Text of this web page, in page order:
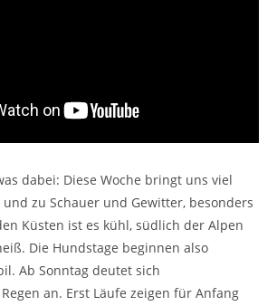
dabei: Diese Woche bringt uns viel
zu Schauer und Gewitter, besonders
Küsten ist es kühl, südlich der Alpen
Die Hundstage beginnen also
Ab Sonntag deutet sich
an. Erst Läufe zeigen für Anfang